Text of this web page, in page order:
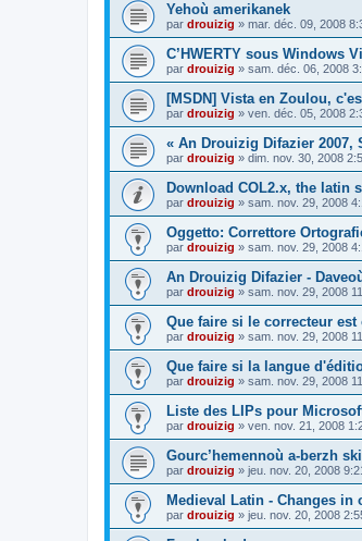
Yehoù amerikanek
par drouizig » mar. déc. 09, 2008
C’HWERTY sous Windows
par drouizig » sam. déc. 06, 2008
[MSDN] Vista en Zoulou,
par drouizig » ven. déc. 05, 2008
« An Drouizig Difazier 2007,
par drouizig » dim. nov. 30, 2008
Download COL2.x, the latin
par drouizig » sam. nov. 29, 2008
Oggetto: Correttore
par drouizig » sam. nov. 29, 2008
An Drouizig Difazier -
par drouizig » sam. nov. 29, 2008
Que faire si le correcteur
par drouizig » sam. nov. 29, 2008
Que faire si la langue
par drouizig » sam. nov. 29, 2008
Liste des LIPs pour
par drouizig » ven. nov. 21, 2008
Gourc’hemennoù a-berzh
par drouizig » jeu. nov. 20, 2008
Medieval Latin - Changes in
par drouizig » jeu. nov. 20, 2008